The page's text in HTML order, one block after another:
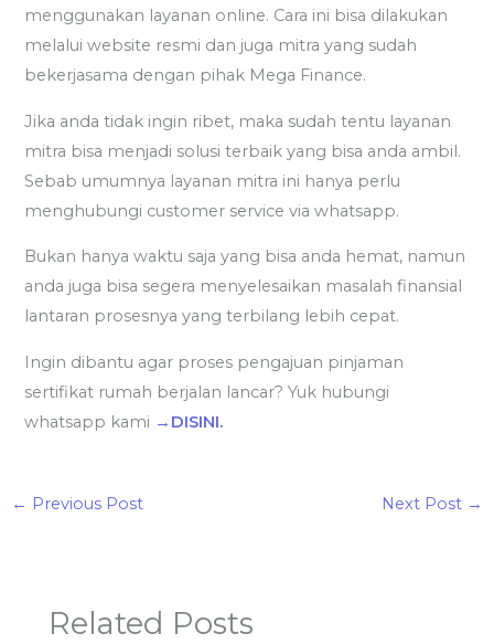
menggunakan layanan online. Cara ini bisa dilakukan
melalui website resmi dan juga mitra yang sudah
bekerjasama dengan pihak Mega Finance.
Jika anda tidak ingin ribet, maka sudah tentu layanan
mitra bisa menjadi solusi terbaik yang bisa anda ambil.
Sebab umumnya layanan mitra ini hanya perlu
menghubungi customer service via whatsapp.
Bukan hanya waktu saja yang bisa anda hemat, namun
anda juga bisa segera menyelesaikan masalah finansial
lantaran prosesnya yang terbilang lebih cepat.
Ingin dibantu agar proses pengajuan pinjaman
sertifikat rumah berjalan lancar? Yuk hubungi
whatsapp kami →DISINI.
← Previous Post Next Post →
Related Posts